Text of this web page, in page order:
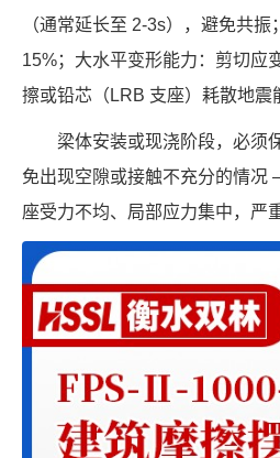
（通常延长至 2-3s），避免共
15%；大水平变形能力：剪切应
擦或铅芯（LRB 支座）耗散地震
梁体安装或现浇阶段，必须
免出现空隙或接触不充分的情况
座受力不均、局部应力集中，严